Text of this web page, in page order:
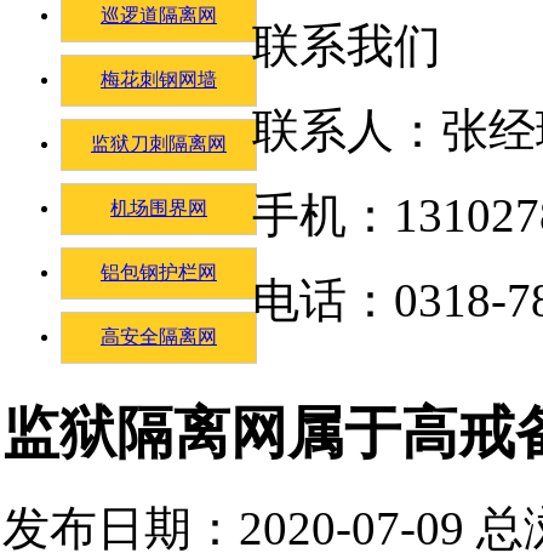
巡逻道隔离网
梅花刺钢网墙
监狱刀刺隔离网
机场围界网
铝包钢护栏网
高安全隔离网
监狱隔离网属于高戒
发布日期：2020-07-09 总
联系我们
联系人：张
手机：
电话：0318-